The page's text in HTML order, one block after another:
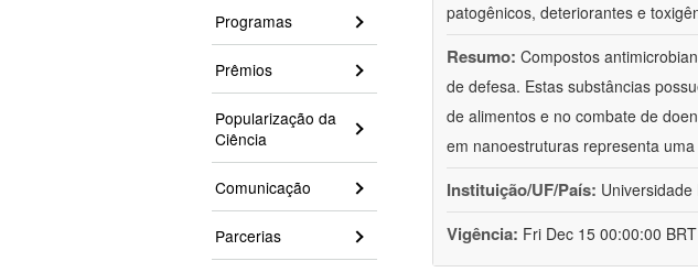
Programas
Prêmios
Popularização da
Ciência
Comunicação
Parcerias
patogênicos, deteriorantes e
Resumo: Compostos
de defesa. Estas substâncias
de alimentos e no combate de
em nanoestruturas representa
Instituição/UF/País:
Vigência: Fri Dec 15 00:00:00